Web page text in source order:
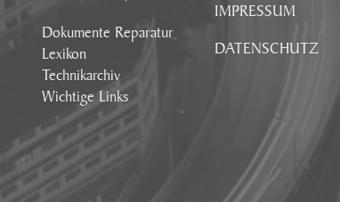
Dokumente Reparatur
Lexikon
Technikarchiv
Wichtige Links
IMPRESSUM
DATENSCHUTZ